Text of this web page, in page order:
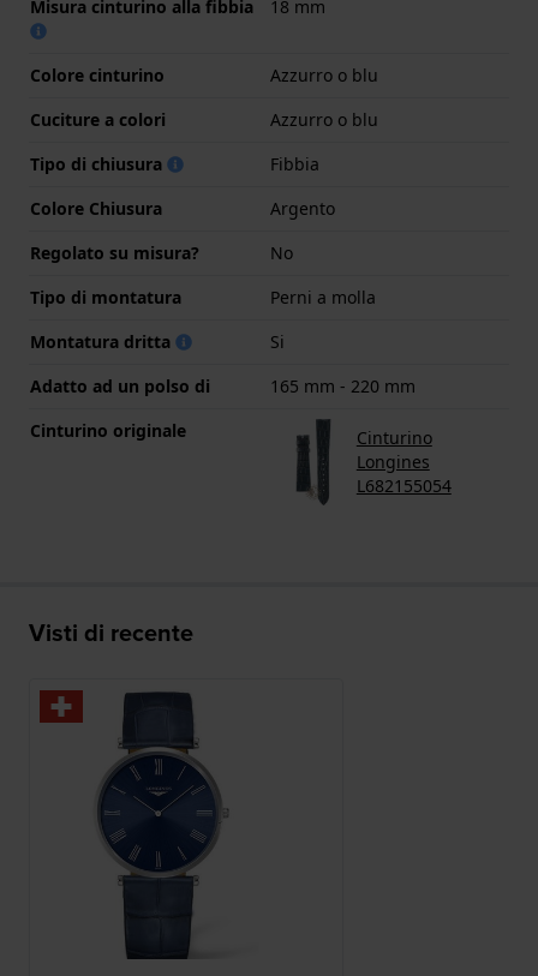
Misura cinturino alla fibbia
18 mm
Colore cinturino
Azzurro o blu
Cuciture a colori
Azzurro o blu
Tipo di chiusura
Fibbia
Colore Chiusura
Argento
Regolato su misura?
No
Tipo di montatura
Perni a molla
Montatura dritta
Si
Adatto ad un polso di
165 mm - 220 mm
Cinturino originale
Cinturino
Longines
L682155054
Visti di recente